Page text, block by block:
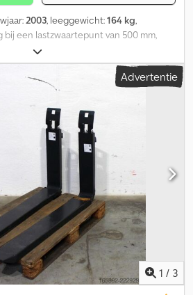
2003, leeggewicht:164 kg,
bij een lastzwaartepunt van 500 mm,
135 x 55 mm, lengte van de
FEM2A, eigen zwaartepunt: 446
type 25/12/16/A, handmatig
mm, draagvermogen 2.500 kg bij
500 mm wanneer het vorktandenpaar is
400 mm, totale lengte in
mm, draagvermogen 678 kg bij een
mm wanneer het vorktandenpaar is
FEM2A, vorklengte: 1200,
zwaartepunt: 446. Csdpfezkmvwox
Advertentie
1 / 3